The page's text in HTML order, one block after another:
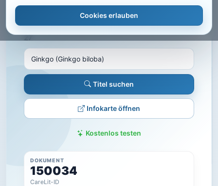
Cookies erlauben
Ginkgo (Ginkgo biloba)
Rupprecht, M.; · Naturheilpraxis mit
Naturmedizin, München · 2014 · Heft 5 · S. 25 bis
27
Titel suchen
Infokarte öffnen
Kostenlos testen
DOKUMENT
150034
CareLit-ID